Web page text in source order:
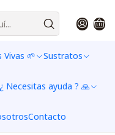
Vivas 🌱 Sustratos
¿ Necesitas ayuda ? 🙏
Contacto